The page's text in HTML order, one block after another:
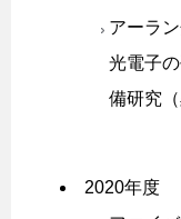
アーラ
光電子
備研究（
2020年度